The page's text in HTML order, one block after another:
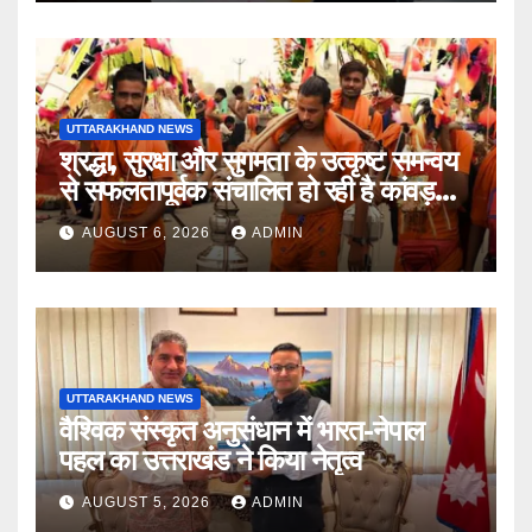
UTTARAKHAND NEWS
श्रद्धा, सुरक्षा और सुगमता के उत्कृष्ट समन्वय
से सफलतापूर्वक संचालित हो रही है कांवड़
यात्रा
AUGUST 6, 2026 ADMIN
UTTARAKHAND NEWS
वैश्विक संस्कृत अनुसंधान में भारत-नेपाल
पहल का उत्तराखंड ने किया नेतृत्व
AUGUST 5, 2026 ADMIN